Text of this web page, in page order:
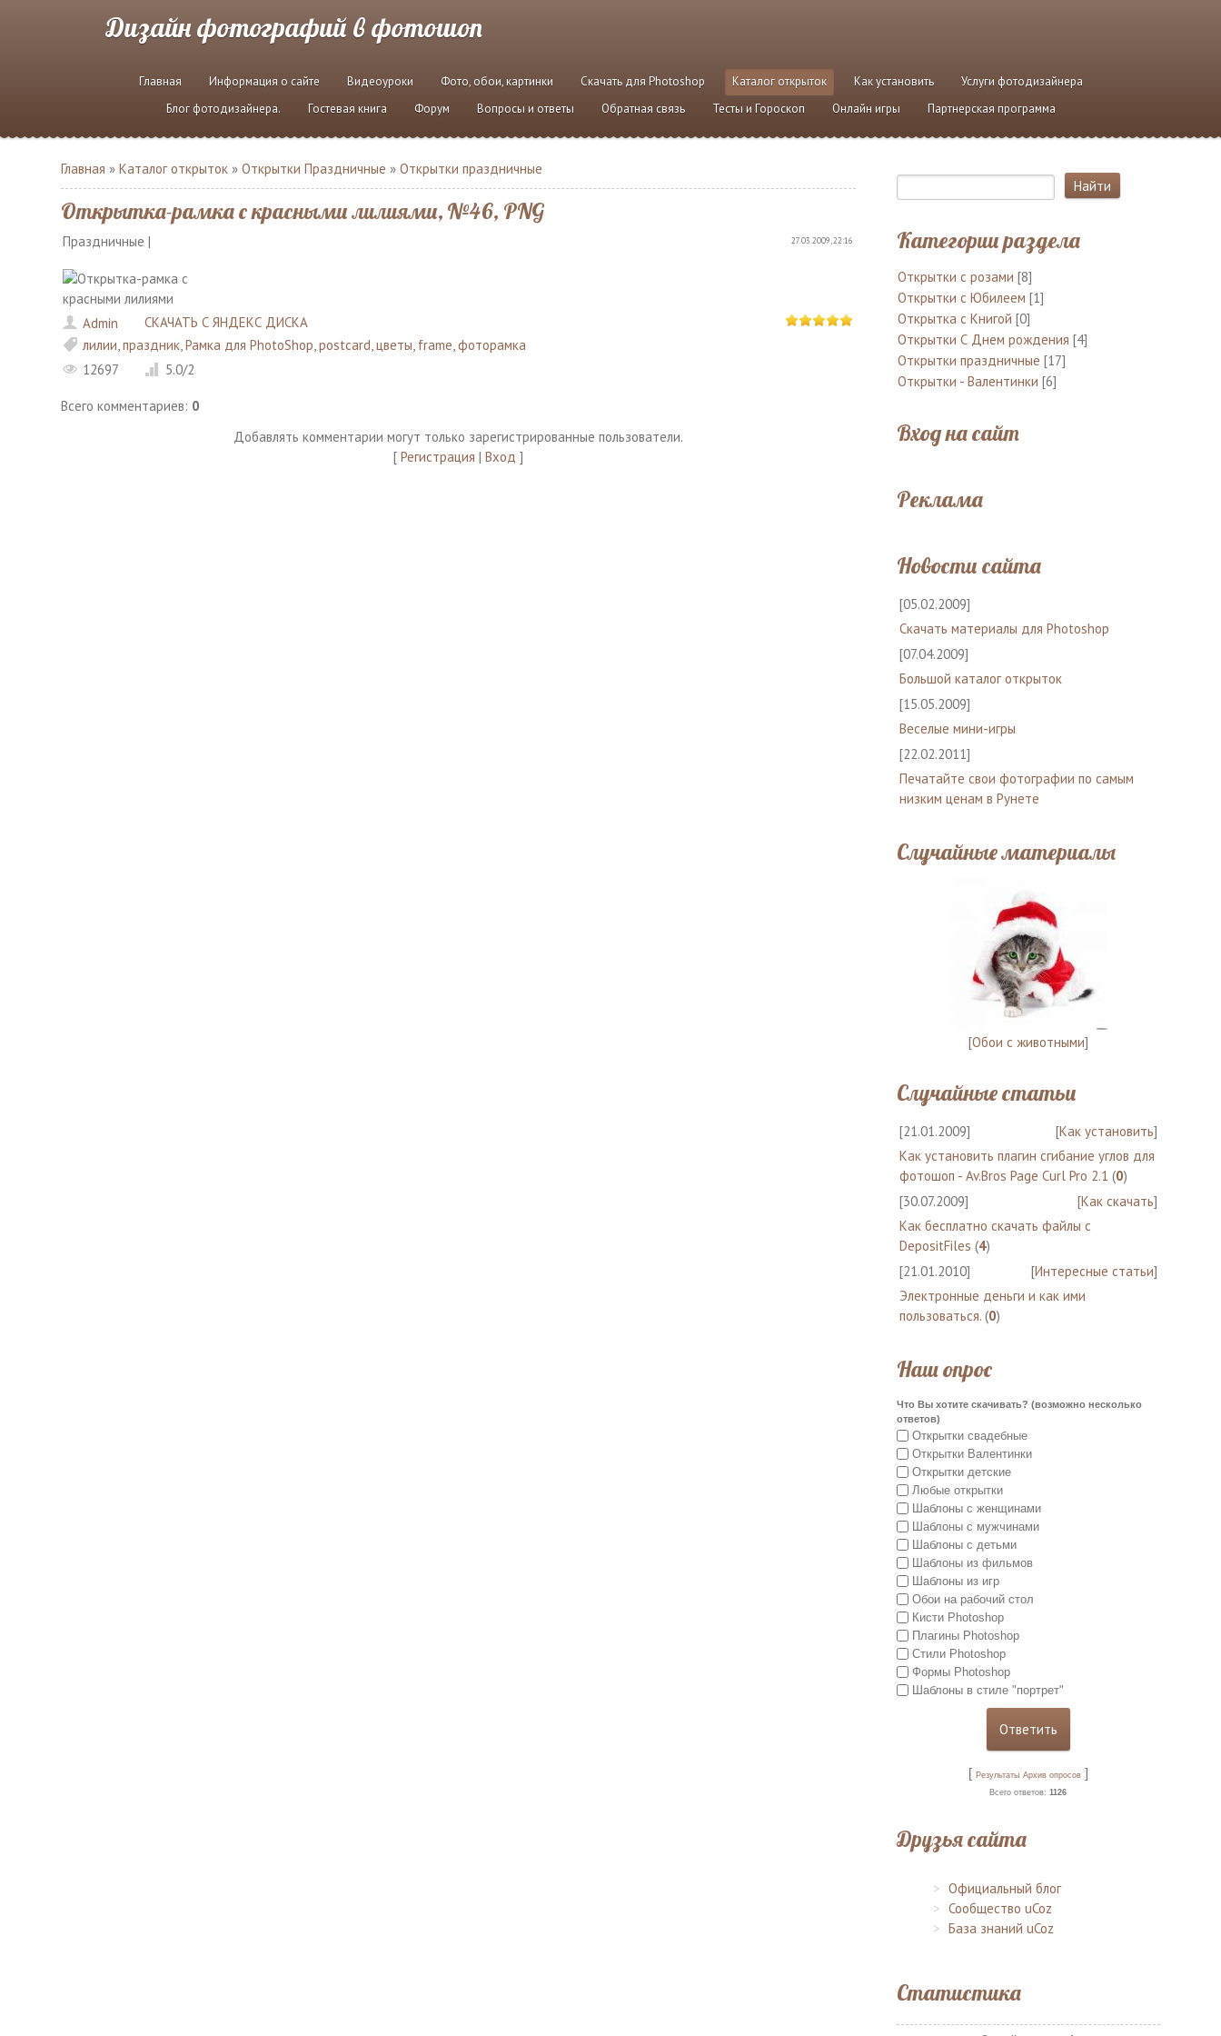
Дизайн фотографий в фотошоп
Главная Информация о сайте Видеоуроки Фото, обои, картинки Скачать для Photoshop Каталог открыток Как установить
Услуги фотодизайнера
Блог фотодизайнера.
Гостевая книга Форум Вопросы и ответы Обратная связь Тесты и Гороскоп Онлайн игры Партнерская программа
Главная »Каталог открыток »Открытки Праздничные »Открытки праздничные
Открытка-рамка с красными лилиями, №46, PNG
Праздничные | 27.03.2009, 22:16
Admin
СКАЧАТЬ С ЯНДЕКС ДИСКА
лилии ,праздник ,Рамка для PhotoShop ,postcard ,цветы frame ,фоторамка
12697
5.0/2
Всего комментариев: 0
Добавлять комментарии могут только зарегистрированные пользователи.
[ Регистрация | Вход ]
Категории раздела
Открытки с розами [8]
Открытки с Юбилеем [1]
Открытка с Книгой [0]
Открытки С Днем рождения [4]
Открытки праздничные [17]
Открытки - Валентинки [6]
Вход на сайт
Реклама
Новости сайта
[05.02.2009]
Скачать материалы для Photoshop
[07.04.2009]
Большой каталог открыток
[15.05.2009]
Веселые мини-игры
[22.02.2011]
Печатайте свои фотографии по самым
низким ценам в Рунете
Случайные материалы
[Обои с животными]
Случайные статьи
[21.01.2009] [Как установить]
Как установить плагин сгибание углов для
фотошоп - Av.Bros Page Curl Pro 2.1 (0)
[30.07.2009]
[Как скачать]
Как бесплатно скачать файлы с
DepositFiles (4)
[21.01.2010]
[Интересные статьи]
Электронные деньги и как ими
пользоваться. (0)
Наш опрос
Что Вы хотите скачивать? (возможно несколько
ответов)
Открытки свадебные
Открытки Валентинки
Открытки детские
Любые открытки
Шаблоны с женщинами
Шаблоны с мужчинами
Шаблоны с детьми
Шаблоны из фильмов
Шаблоны из игр
Обои на рабочий стол
Кисти Photoshop
Плагины Photoshop
Стили Photoshop
Формы Photoshop
Шаблоны в стиле "портрет"
[ Результаты Архив опросов]
Всего ответов:1126
Друзья сайта
Официальный блог
Сообщество uCoz
База знаний uCoz
Статистика